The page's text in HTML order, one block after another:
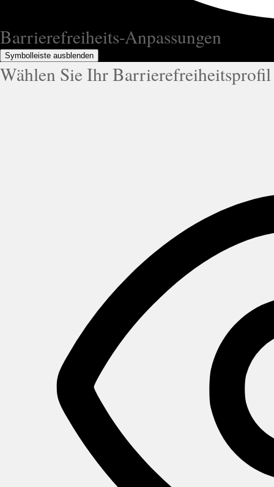
Barrierefreiheits-Anpassungen
Symbolleiste ausblenden
Wählen Sie Ihr Barrierefreiheitsprofil